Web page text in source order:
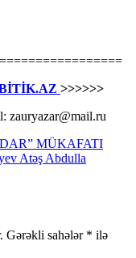
>>>>>>
MÜKAFATI
Atəş Abdulla
Gərəkli sahələr * ilə